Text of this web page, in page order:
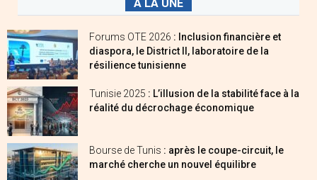
A LA UNE
Forums OTE 2026 : Inclusion financière et
diaspora, le District II, laboratoire de la
résilience tunisienne
Tunisie 2025 : L’illusion de la stabilité face à la
réalité du décrochage économique
Bourse de Tunis : après le coupe-circuit, le
marché cherche un nouvel équilibre